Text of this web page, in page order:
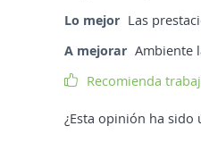
Lo mejor Las
A mejorar Ambiente
Recomienda
¿Esta opinión ha sido